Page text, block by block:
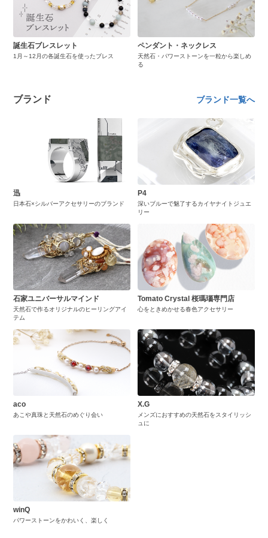
誕生石ブレスレット
1月～12月の各誕生石を使ったブレス
ペンダント・ネックレス
天然石・パワーストーンを一粒から楽しめ
る
ブランド ブランド一覧へ
迅
日本石×シルバーアクセサリーのブランド
P4
深いブルーで魅了するカイヤナイトジュエ
リー
石家ユニバーサルマインド
天然石で作るオリジナルのヒーリングアイ
テム
Tomato Crystal 桜瑪瑙専門店
心をときめかせる春色アクセサリー
aco
あこや真珠と天然石のめぐり会い
X.G
メンズにおすすめの天然石をスタイリッシ
ュに
winQ
パワーストーンをかわいく、楽しく